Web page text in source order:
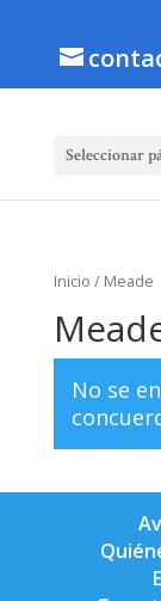
Seleccionar
Inicio / Meade
No se